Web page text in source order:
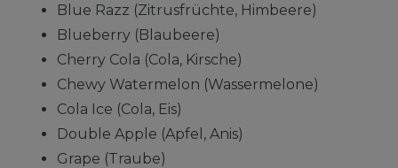
Blue Razz (Zitrusfrüchte, Himbeere)
Blueberry (Blaubeere)
Cherry Cola (Cola, Kirsche)
Chewy Watermelon (Wassermelone)
Cola Ice (Cola, Eis)
Double Apple (Apfel, Anis)
Grape (Traube)